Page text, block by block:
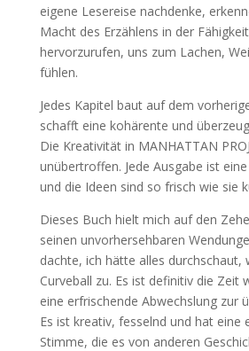
eigene Lesereise nachdenke,
Macht des Erzählens in der
hervorzurufen, uns zum Lachen,
fühlen.
Jedes Kapitel baut auf dem
schafft eine kohärente und
Die Kreativität in MANHATTAN
unübertroffen. Jede Ausgabe ist
und die Ideen sind so frisch wie sie
Dieses Buch hielt mich auf den
seinen unvorhersehbaren
dachte, ich hätte alles durchschaut,
Curveball zu. Es ist definitiv die Zeit
eine erfrischende Abwechslung zur
Es ist kreativ, fesselnd und hat eine
Stimme, die es von anderen